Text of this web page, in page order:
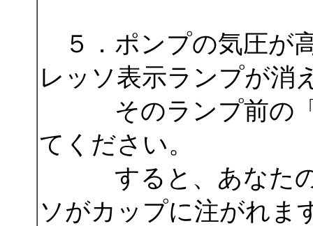
５．ポンプの気圧が
レッソ表示ランプが消
そのランプ前の「
てください。
すると、あなたの
ソがカップに注がれま